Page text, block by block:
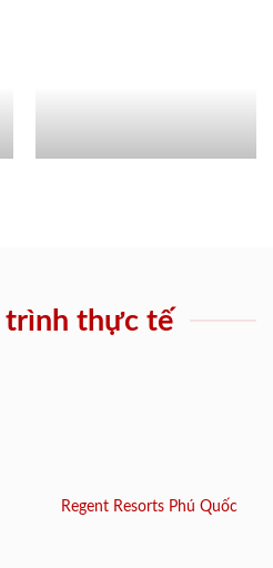
trình thực tế
Regent Resorts Phú Quốc